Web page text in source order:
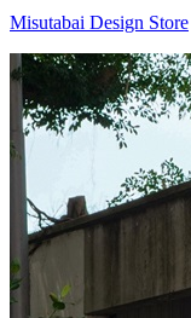
Misutabai Design Store